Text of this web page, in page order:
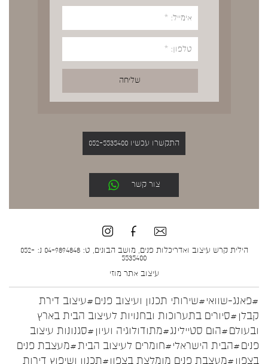
התקשרו עכשיו 052-5535400
צור קשר
הילית קרש עיצוב ואדריכלות פנים, מושב הבונים, ט: 04-9894848 נ: 052-
5535400
עיצוב אתר מוזי
#פאנג-שוואי#שירותי תכנון ועיצוב פנים#עיצוב דירת
קבלן #סיורים בתערוכות ובחנויות לעיצוב הבית בארץ
ובעולם#הום סטיילינג#מתודולוגיה ועיון #סגנונות עיצוב
פנים#הבית הישראלי#חומרים לעיצוב הבית#מעצבת פנים
בצפון #מעצבת פנים מומלצת בצפון#תכנון ושיפוץ דירות